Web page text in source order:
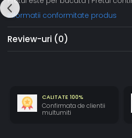
Informatii conformitate produs
Review-uri (0)
CALITATE 100%
Confirmata de clientii
multumiti